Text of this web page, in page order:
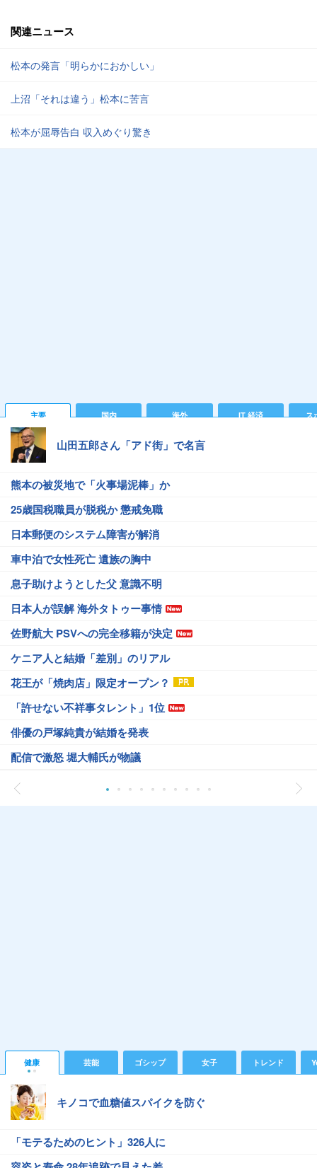
関連ニュース
松本の発言「明らかにおかしい」
上沼「それは違う」松本に苦言
松本が屈辱告白 収入めぐり驚き
主要 国内 海外 IT 経済 ス
山田五郎さん「アド街」で名言
熊本の被災地で「火事場泥棒」か
25歳国税職員が脱税か 懲戒免職
日本郵便のシステム障害が解消
車中泊で女性死亡 遺族の胸中
息子助けようとした父 意識不明
日本人が誤解 海外タトゥー事情
佐野航大 PSVへの完全移籍が決定
ケニア人と結婚「差別」のリアル
花王が「焼肉店」限定オープン？
「許せない不祥事タレント」1位
俳優の戸塚純貴が結婚を発表
配信で激怒 堀大輔氏が物議
健康 芸能 ゴシップ 女子 トレンド
キノコで血糖値スパイクを防ぐ
「モテるためのヒント」326人に